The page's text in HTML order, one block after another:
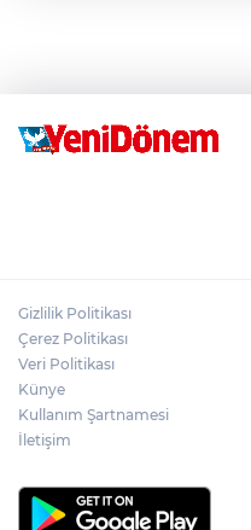
Gizlilik Politikası
Çerez Politikası
Veri Politikası
Künye
Kullanım Şartnamesi
İletişim